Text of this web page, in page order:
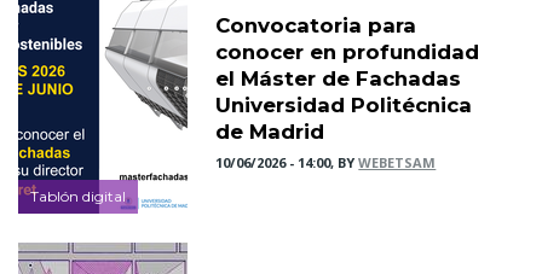
Tablón digital
Convocatoria para
conocer en profundidad
el Máster de Fachadas
Universidad Politécnica
de Madrid
10/06/2026 - 14:00, BYWEBETSAM